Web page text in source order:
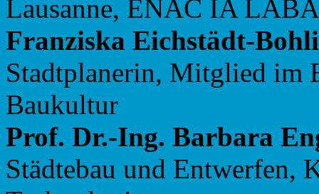
Lausanne, ENAC IA LABA
Franziska Eichstädt-
Stadtplanerin, Mitglied im
Baukultur
Prof. Dr.-Ing. Barbara
Städtebau und